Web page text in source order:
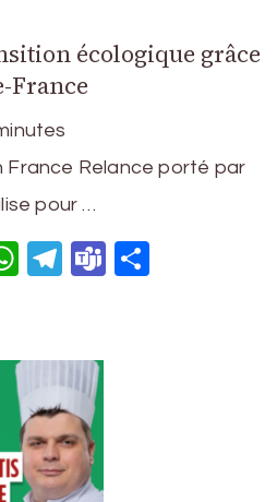
écologique grâce
France
France Relance porté par
pour …
WhatsApp
Telegram
Teams